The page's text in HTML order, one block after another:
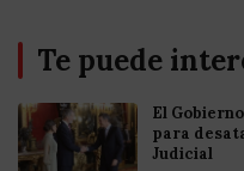
Te puede
El
para
Judicial